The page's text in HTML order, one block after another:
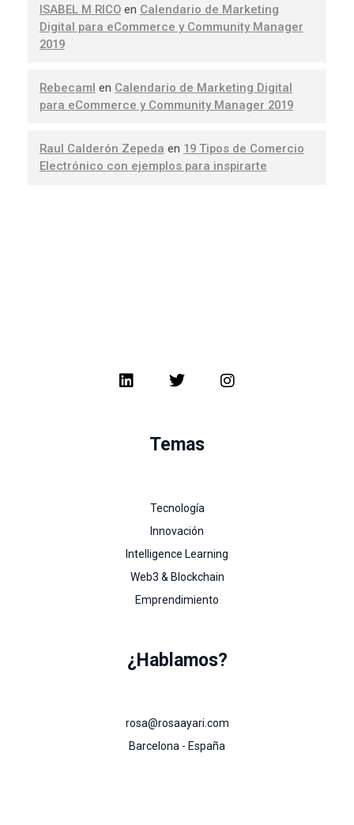
ISABEL M RICOen Calendario de Marketing
Digital para eCommerce y Community Manager
2019
Rebecaml en Calendario de Marketing Digital
para eCommerce y Community Manager 2019
Raul Calderón Zepeda en 19 Tipos de Comercio
Electrónico con ejemplos para inspirarte
Temas
Tecnología
Innovación
Intelligence Learning
Web3 & Blockchain
Emprendimiento
¿Hablamos?
rosa@rosaayari.com
Barcelona - España